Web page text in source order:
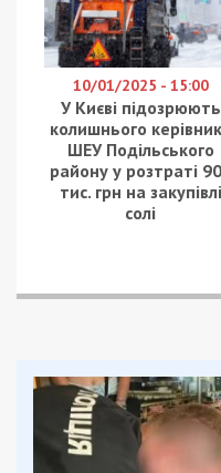
10/01/2025 - 15:00
У Києві підозрюють
колишнього
ШЕУ Подільського
району у розтраті
тис. грн на закупівлі
солі